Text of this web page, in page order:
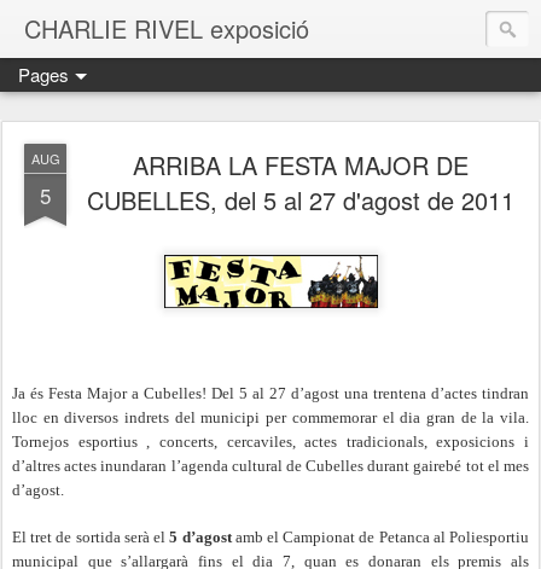
CHARLIE RIVEL exposició
Pages
AUG
5
ARRIBA LA FESTA MAJOR DE
CUBELLES, del 5 al 27 d'agost de 2011
Ja és Festa Major a Cubelles! Del 5 al 27 d’agost una trentena d’actes tindran
lloc en diversos indrets del municipi per commemorar el dia gran de la vila.
Tornejos esportius , concerts, cercaviles, actes tradicionals, exposicions i
d’altres actes inundaran l’agenda cultural de Cubelles durant gairebé tot el mes
d’agost.
El tret de sortida serà el5 d’agostamb el Campionat de Petanca al Poliesportiu
municipal que s’allargarà fins el dia 7, quan es donaran els premis als